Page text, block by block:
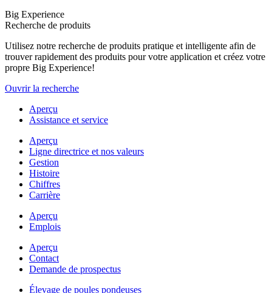
Big Experience
Recherche de produits
Utilisez notre recherche de produits pratique et intelligente afin de
trouver rapidement des produits pour votre application et créez votre
propre Big Experience!
Ouvrir la recherche
Aperçu
Assistance et service
Aperçu
Ligne directrice et nos valeurs
Gestion
Histoire
Chiffres
Carrière
Aperçu
Emplois
Aperçu
Contact
Demande de prospectus
Élevage de poules pondeuses